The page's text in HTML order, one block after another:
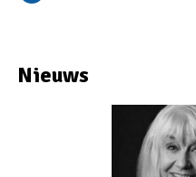
Nieuws